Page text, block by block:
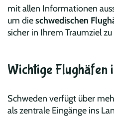
mit allen Informationen
um dieschwedischen
sicher in Ihrem Traumziel
Wichtige Flughäfen
Schweden verfügt über
als zentrale Eingänge ins